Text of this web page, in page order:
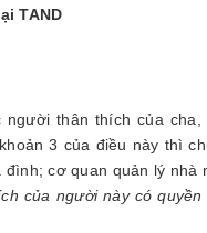
TAND
thân thích của
3 của điều này thì
cơ quan quản lý
của người này có